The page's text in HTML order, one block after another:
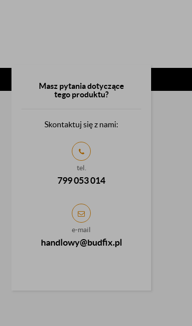
Masz pytania dotyczące
tego produktu?
Skontaktuj się z nami:
tel.
799 053 014
e-mail
handlowy@budfix.pl